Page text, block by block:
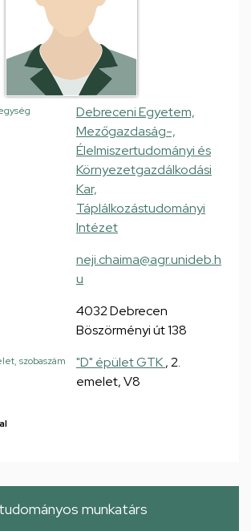
Debreceni Egyetem,
Mezőgazdaság-,
Élelmiszertudományi és
Környezetgazdálkodási
Kar,
Táplálkozástudományi
Intézet
neji.chaima@agr.unideb.h
u
4032 Debrecen
Böszörményi út 138
szobaszám "D" épület GTK, 2.
emelet, V8
tudományos munkatárs